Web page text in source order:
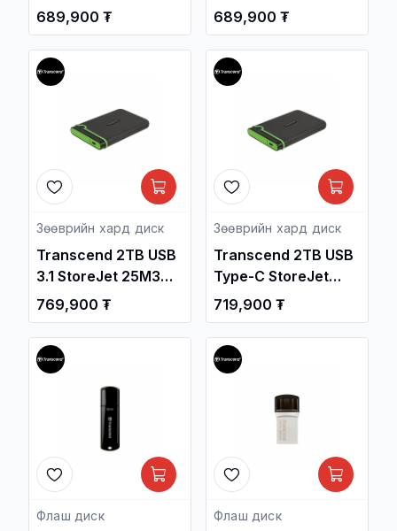
2.5-inch Portable
Hard Drive Blue
TS2TSJ25H3B /
Зөөврийн Хард /
689,900 ₮
2.5-inch Portable
Hard Drive Purple
TS2TSJ25H3P /
Зөөврийн Хард /
689,900 ₮
Зөөврийн хард диск
Transcend 2TB USB
3.1 StoreJet 25M3
2.5-inch Portable
Hard Drive Military
Green
TS2TSJ25M3G /
Зөөврийн Хард /
769,900 ₮
Зөөврийн хард диск
Transcend 2TB USB
Type-C StoreJet
25M3C 2.5-inch
Rugged Portable
Hard Drive
TS2TSJ25M3C /
719,900 ₮
Флаш диск Флаш диск